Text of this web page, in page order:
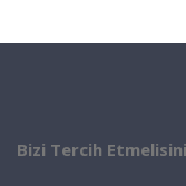
Bizi Tercih